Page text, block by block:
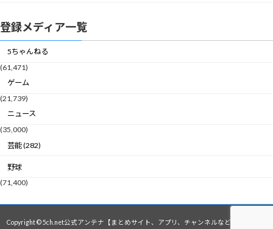
登録メディア一覧
5ちゃんねる
(61,471)
ゲーム
(21,739)
ニュース
(35,000)
芸能 (282)
野球
(71,400)
Copyright © 5ch.net公式アンテナ【まとめサイト、アプリ、チャンネルなど】 All Rights